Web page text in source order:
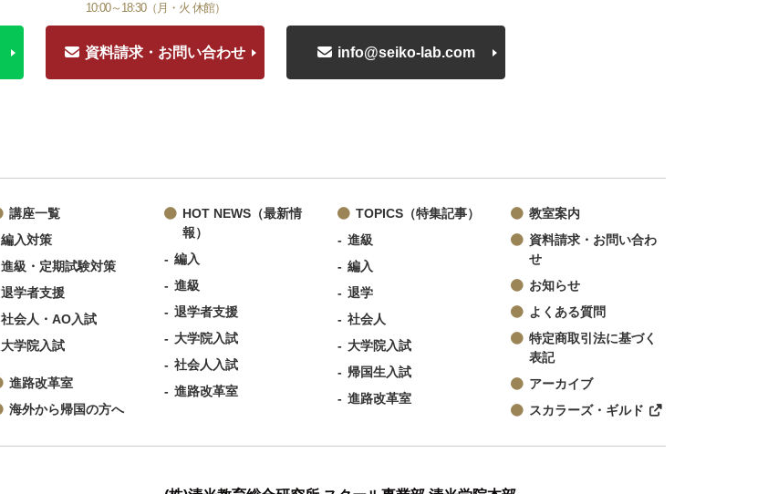
10:00～18:30（月・火 休館）
資料請求・お問い合わせ info@seiko-lab.com
講座一覧
編入対策
進級・定期試験対策
退学者支援
社会人・AO入試
大学院入試
進路改革室
海外から帰国の方へ
HOT NEWS（最新情
報）
編入
進級
退学者支援
大学院入試
社会人入試
進路改革室
TOPICS（特集記事）
進級
編入
退学
社会人
大学院入試
帰国生入試
進路改革室
教室案内
資料請求・お問い合わ
せ
お知らせ
よくある質問
特定商取引法に基づく
表記
アーカイブ
スカラーズ・ギルド